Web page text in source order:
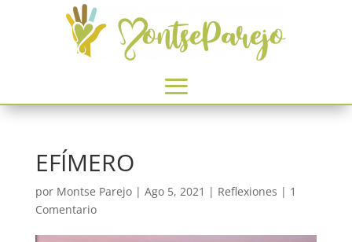
EFÍMERO
por Montse Parejo| Ago 5, 2021 | Reflexiones | 1
Comentario